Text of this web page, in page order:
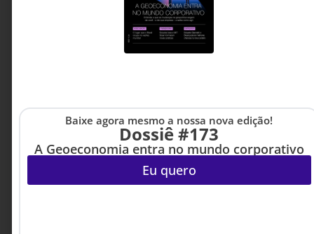
segurança, compliance e governança capazes de
Rodrigo Hülsenbeck - CEO
3 MINUTOS MIN DE LEITURA
Baixe agora mesmo a nossa nova edição!
Dossiê #173
A Geoeconomia entra no mundo corporativo
Eu quero